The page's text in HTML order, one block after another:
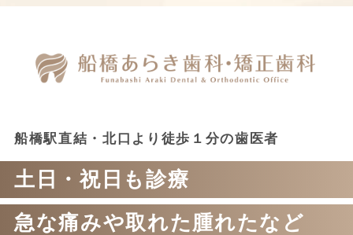
船橋駅直結・北口より徒歩１分の歯医者
土日・祝日も診療
急な痛みや取れた腫れたなど